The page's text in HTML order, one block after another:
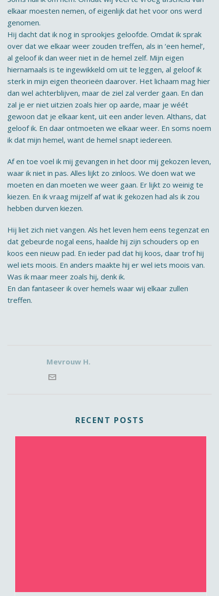
elkaar moesten nemen, of eigenlijk dat het voor ons werd
genomen.
Hij dacht dat ik nog in sprookjes geloofde. Omdat ik sprak
over dat we elkaar weer zouden treffen, als in ‘een hemel’,
al geloof ik dan weer niet in de hemel zelf. Mijn eigen
hiernamaals is te ingewikkeld om uit te leggen, al geloof ik
sterk in mijn eigen theorieën daarover. Het lichaam mag hier
dan wel achterblijven, maar de ziel zal verder gaan. En dan
zal je er niet uitzien zoals hier op aarde, maar je wéét
gewoon dat je elkaar kent, uit een ander leven. Althans, dat
geloof ik. En daar ontmoeten we elkaar weer. En soms noem
ik dat mijn hemel, want de hemel snapt iedereen.
Af en toe voel ik mij gevangen in het door mij gekozen leven,
waar ik niet in pas. Alles lijkt zo zinloos. We doen wat we
moeten en dan moeten we weer gaan. Er lijkt zo weinig te
kiezen. En ik vraag mijzelf af wat ik gekozen had als ik zou
hebben durven kiezen.
Hij liet zich niet vangen. Als het leven hem eens tegenzat en
dat gebeurde nogal eens, haalde hij zijn schouders op en
koos een nieuw pad. En ieder pad dat hij koos, daar trof hij
wel iets moois. En anders maakte hij er wel iets moois van.
Was ik maar meer zoals hij, denk ik.
En dan fantaseer ik over hemels waar wij elkaar zullen
treffen.
Mevrouw H.
RECENT POSTS